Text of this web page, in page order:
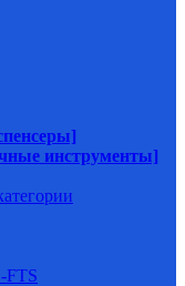
инструменты]
FTS